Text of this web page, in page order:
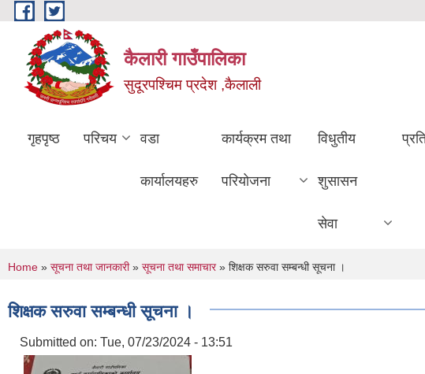
Skip to main content
कैलारी गाउँपालिका
सुदूरपश्चिम प्रदेश ,कैलाली
गृहपृष्ठ परिचय वडा
कार्यालयहरु
कार्यक्रम तथा
परियोजना
विधुतीय
शुसासन
सेवा
You are here
Home » सूचना तथा जानकारी» सूचना तथा समाचार» शिक्षक सरुवा सम्बन्धी सूचना ।
शिक्षक सरुवा सम्बन्धी सूचना ।
Submitted on: Tue, 07/23/2024 - 13:51